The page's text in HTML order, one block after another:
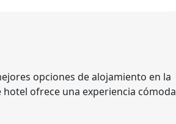
opciones de alojamiento en la
ofrece una experiencia cómoda